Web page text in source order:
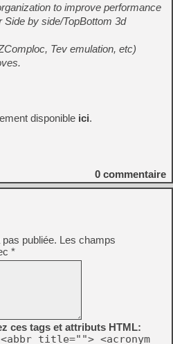
to improve performance
by side/TopBottom 3d
Tev emulation, etc)
disponible ici.
0 commentaire
publiée. Les champs
*
ces tags et attributs HTML:
title=""> <acronym